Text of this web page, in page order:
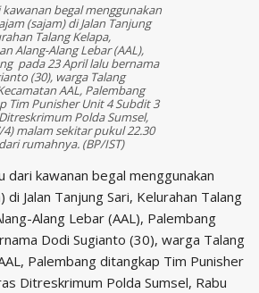
kawanan begal menggunakan
(sajam) di Jalan Tanjung
Talang Kelapa,
Alang-Alang Lebar (AAL),
pada 23 April lalu bernama
(30), warga Talang
AAL, Palembang
Tim Punisher Unit 4 Subdit 3
Polda Sumsel,
4) malam sekitar pukul 22.30
rumahnya. (BP/IST)
dari kawanan begal menggunakan
Jalan Tanjung Sari, Kelurahan Talang
Alang Lebar (AAL), Palembang
Dodi Sugianto (30), warga Talang
Palembang ditangkap Tim Punisher
Ditreskrimum Polda Sumsel, Rabu